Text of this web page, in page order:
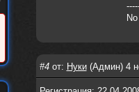
#4от: Нуки(Админ) 4